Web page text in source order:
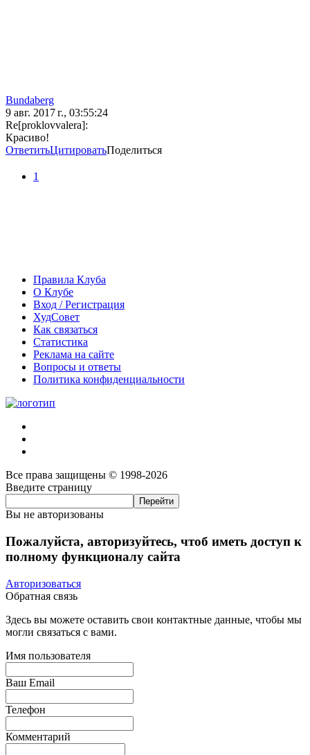
Bundaberg
9 авг. 2017 г., 03:55:24
Re[proklovvalera]:
Красиво!
ОтветитьЦитироватьПоделиться
1
Правила Клуба
О Клубе
Вход / Регистрация
ХудСовет
Как связаться
Статистика
Реклама на сайте
Вопросы и ответы
Политика конфиденциальности
Все права защищены © 1998-2026
Введите страницу
Вы не авторизованы
Пожалуйста, авторизуйтесь, чтоб иметь доступ к
полному функционалу сайта
Авторизоваться
Обратная связь
Здесь вы можете оставить свои контактные данные, чтобы мы
могли связаться с вами.
Имя пользователя
Ваш Email
Телефон
Комментарий